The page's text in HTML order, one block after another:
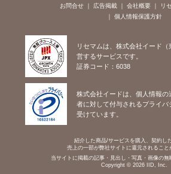
お問合せ 広告掲載 会社概要
リ
個人情報保護方針
リセマムは、株式会社イード
営するサービスです。
証券コード：6038
株式会社イードは、個人情報
者に対して付与されるプライバ
受けています。
紹介した商品/サービスを購入、契約し
売上の一部が弊社サイトに還元されること
当サイトに掲載の記事・見出し・写真・画像の無
Copyright © 2026 IID, Inc.